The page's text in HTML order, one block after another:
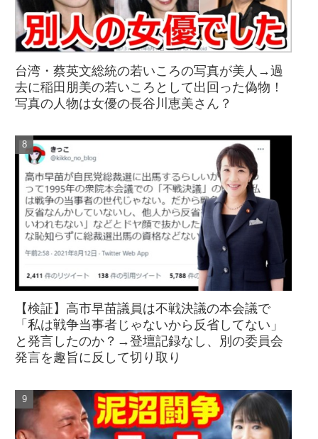
台湾・蔡英文総統の若いころの写真が美人→過
去に稲田朋美の若いころとして出回った偽物！
写真の人物は女優の長谷川恵美さん？
【検証】高市早苗議員は不戦決議の本会議で
「私は戦争当事者じゃないから反省してない」
と発言したのか？→登壇記録なし、別の委員会
発言を趣旨に反して切り取り